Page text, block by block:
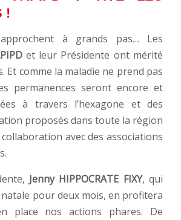
!
à grands pas… Les
et leur Présidente ont mérité
Et comme la maladie ne prend pas
permanences seront encore et
à travers l’hexagone et des
proposés dans toute la région
avec des associations
Jenny HIPPOCRATE FIXY, qui
pour deux mois, en profitera
place nos actions phares. De